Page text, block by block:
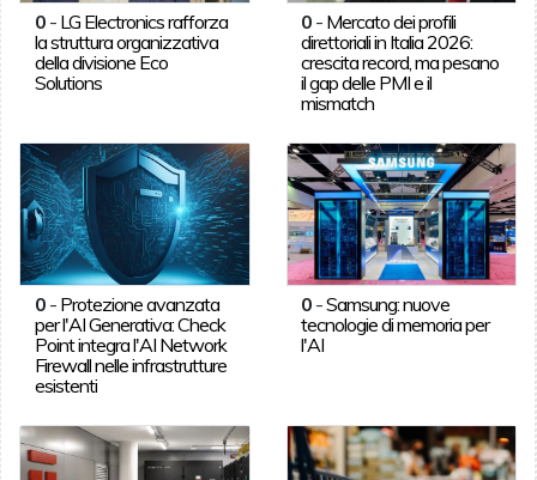
0- LG Electronics rafforza
la struttura organizzativa
della divisione Eco
Solutions
0 - Mercato dei profili
direttoriali in Italia 2026:
crescita record, ma pesano
il gap delle PMI e il
mismatch
0- Protezione avanzata
per l'AI Generativa: Check
Point integra l'AI Network
Firewall nelle infrastrutture
esistenti
0 -Samsung: nuove
tecnologie di memoria per
l'AI